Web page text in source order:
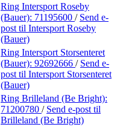
Ring Intersport Roseby
(Bauer): 71195600 / Send e-
post til Intersport Roseby
(Bauer)
Ring Intersport Storsenteret
(Bauer): 92692666 / Send e-
post til Intersport Storsenteret
(Bauer)
Ring Brilleland (Be Bright):
71200780 / Send e-post til
Brilleland (Be Bright)